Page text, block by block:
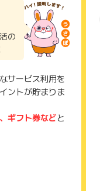
必ず保管してくださ
される際に、該当の
。
たしかねますので、
するアプリのこと
の
サービス利用を
ントが貯まりま
ギフト券などと